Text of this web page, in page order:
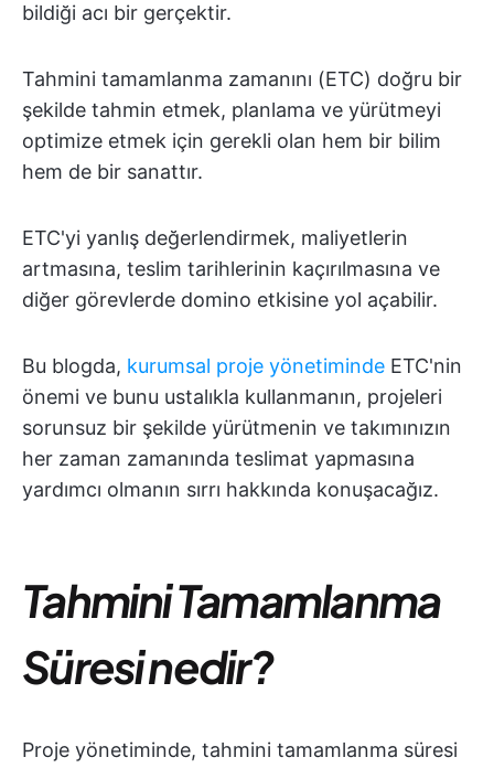
bildiği acı bir gerçektir.
Tahmini tamamlanma zamanını (ETC) doğru bir
şekilde tahmin etmek, planlama ve yürütmeyi
optimize etmek için gerekli olan hem bir bilim
hem de bir sanattır.
ETC'yi yanlış değerlendirmek, maliyetlerin
artmasına, teslim tarihlerinin kaçırılmasına ve
diğer görevlerde domino etkisine yol açabilir.
Bu blogda, kurumsal proje yönetiminde ETC'nin
önemi ve bunu ustalıkla kullanmanın, projeleri
sorunsuz bir şekilde yürütmenin ve takımınızın
her zaman zamanında teslimat yapmasına
yardımcı olmanın sırrı hakkında konuşacağız.
Tahmini Tamamlanma
Süresi nedir?
Proje yönetiminde, tahmini tamamlanma süresi